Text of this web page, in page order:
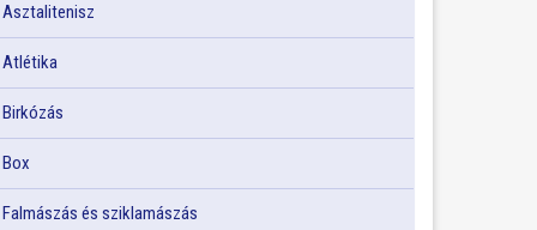
Asztalitenisz
Atlétika
Birkózás
Box
Falmászás és sziklamászás